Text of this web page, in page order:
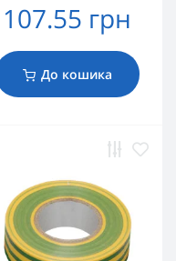
107.55 грн
До кошика